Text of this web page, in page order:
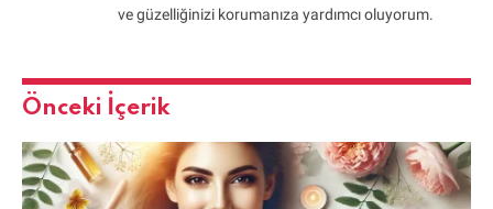
ve güzelliğinizi korumanıza yardımcı oluyorum.
Önceki İçerik